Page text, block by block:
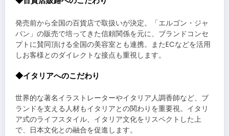
発売前から全国の百貨店で取扱いが決定。「エルゴン・ジャ
パン」の販売で培ってきた信頼関係を元に、ブランドコンセ
プトに賛同頂ける全国の美容室とも連携。またECなどを活用
しお客様とのダイレクトな接点も重視します。
◆イタリアへのこだわり
世界的な著名イラストレーターやイタリア人調香師など、ブ
ランドを支える人材もイタリアとの関わりを重要視。イタリ
ア式のライフスタイル、イタリア文化をリスペクトした上
で、日本文化との融合を促進します。